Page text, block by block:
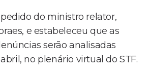
do ministro relator,
e estabeleceu que as
serão analisadas
no plenário virtual do STF.